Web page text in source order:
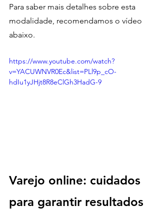
Para saber mais detalhes sobre esta
modalidade, recomendamos o vídeo
abaixo.
https://www.youtube.com/watch?
v=YACUWNVR0Ec&list=PLl9p_cO-
hdIu1yJHjt8R8eClGh3HadG-9
Varejo online: cuidados
para garantir resultados